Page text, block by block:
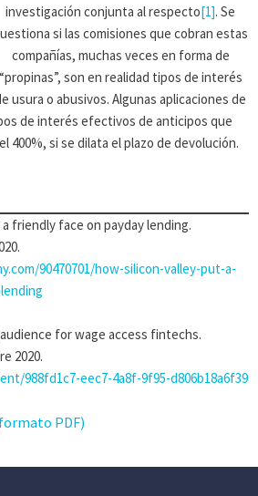
investigación conjunta al respecto[1]. Se
si las comisiones que cobran estas
compañías, muchas veces en forma de
“propinas”, son en realidad tipos de interés
usura o abusivos. Algunas aplicaciones de
de interés efectivos de anticipos que
400%, si se dilata el plazo de devolución.
friendly face on payday lending.
90470701/how-silicon-valley-put-a-
for wage access fintechs.
2020.
988fd1c7-eec7-4a8f-9f95-d806b18a6f39
PDF)